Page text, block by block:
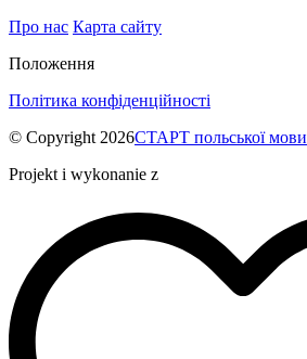
Про нас Карта сайту
Положення
Політика конфіденційності
© Copyright 2026СТАРТ польської мови
Projekt i wykonanie z